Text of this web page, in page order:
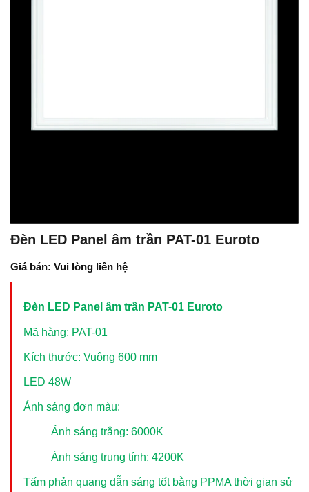
Đèn LED Panel âm trần PAT-01 Euroto
Giá bán: Vui lòng liên hệ
Đèn LED Panel âm trần PAT-01 Euroto
Mã hàng: PAT-01
Kích thước: Vuông 600 mm
LED 48W
Ánh sáng đơn màu:
Ánh sáng trắng: 6000K
Ánh sáng trung tính: 4200K
Tấm phản quang dẫn sáng tốt bằng PPMA thời gian sử